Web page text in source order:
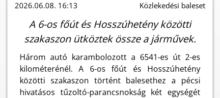
2026.06.08. 16:13 Közlekedési baleset
A 6-os főút és Hosszúhetény közötti
szakaszon ütköztek össze a járművek.
Három autó karambolozott a 6541-es út 2-es
kilométerénél. A 6-os főút és Hosszúhetény
közötti szakaszon történt balesethez a pécsi
hivatásos tűzoltó-parancsnokság két egységét